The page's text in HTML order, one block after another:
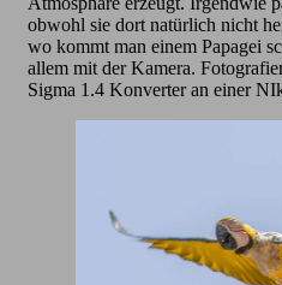
obwohl sie dort natürlich nicht
wo kommt man einem Papagei
allem mit der Kamera.
Sigma 1.4 Konverter an einer